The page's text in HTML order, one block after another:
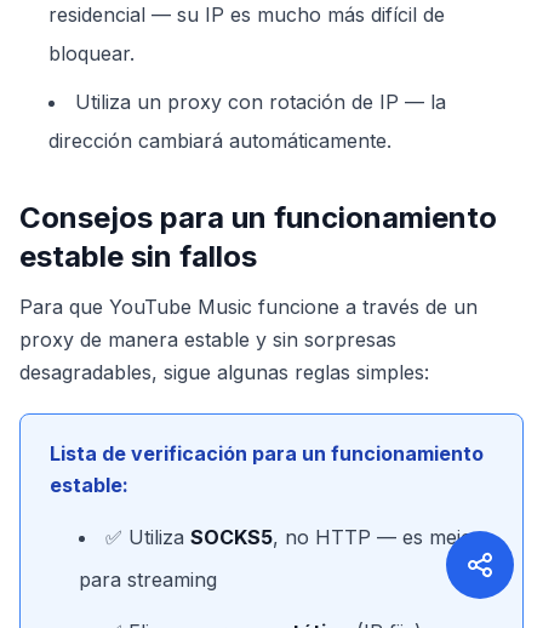
residencial — su IP es mucho más difícil de
bloquear.
Utiliza un proxy con rotación de IP — la
dirección cambiará automáticamente.
Consejos para un funcionamiento
estable sin fallos
Para que YouTube Music funcione a través de un
proxy de manera estable y sin sorpresas
desagradables, sigue algunas reglas simples:
Lista de verificación para un funcionamiento
estable:
✅ Utiliza SOCKS5, no HTTP — es mejor
para streaming